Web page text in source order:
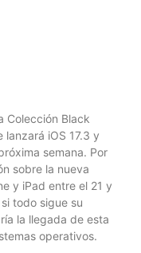
Colección Black
iOS 17.3 y
semana. Por
sobre la nueva
y iPad entre el 21 y
todo sigue su
la llegada de esta
operativos.